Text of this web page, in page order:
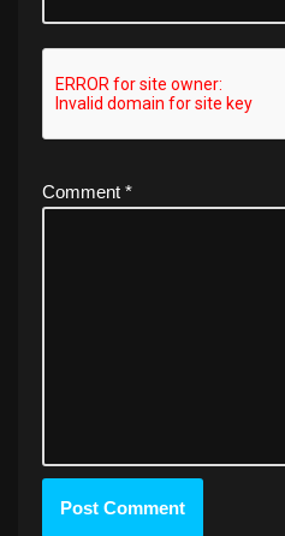
Comment *